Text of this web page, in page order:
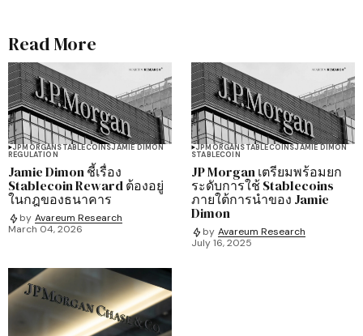
Read More
JPMORGANSTABLECOINSJAMIE DIMON
REGULATION
Jamie Dimon ชี้เรื่อง
Stablecoin Reward ต้องอยู่
ในกฎของธนาคาร
by Avareum Research
March 04, 2026
JPMORGANSTABLECOINSJAMIE DIMON
STABLECOIN
JP Morgan เตรียมพร้อมยก
ระดับการใช้ Stablecoins
ภายใต้การนำของ Jamie
Dimon
by Avareum Research
July 16, 2025